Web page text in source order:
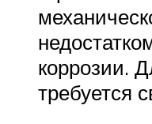
коррозии.
требуется